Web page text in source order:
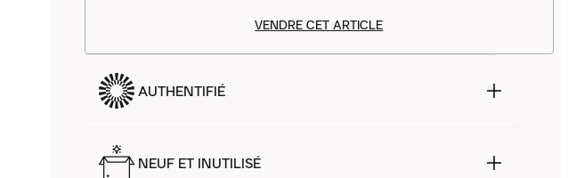
VENDRE CET ARTICLE
AUTHENTIFIÉ
NEUF ET INUTILISÉ